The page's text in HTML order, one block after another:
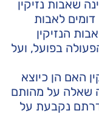
שאבות נזיקין
לאבות
הנזיקין
בפועל, ועל
האם הן כיוצא
שאלה על מהותם
נקבעת על